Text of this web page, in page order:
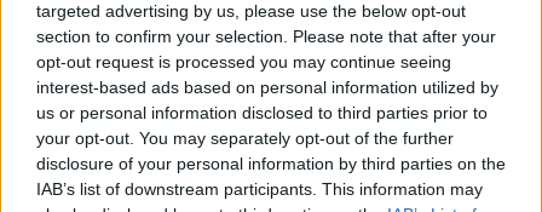
targeted advertising by us, please use the below opt-out
section to confirm your selection. Please note that after your
opt-out request is processed you may continue seeing
interest-based ads based on personal information utilized by
us or personal information disclosed to third parties prior to
your opt-out. You may separately opt-out of the further
disclosure of your personal information by third parties on the
IAB’s list of downstream participants. This information may